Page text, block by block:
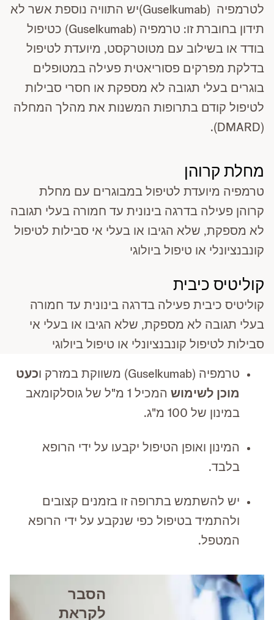
לטרמפיה (Guselkumab)יש התוויה נוספת אשר לא
תידון בחוברת זו: טרמפיה (Guselkumab) כטיפול
בודד או בשילוב עם מטוטרקסט, מיועדת לטיפול
בדלקת מפרקים פסוריאטית פעילה במטופלים
בוגרים בעלי תגובה לא מספקת או חסרי סבילות
לטיפול קודם בתרופות המשנות את מהלך המחלה
(DMARD).
מחלת קרוהן
טרמפיה מיועדת לטיפול במבוגרים עם מחלת
קרוהן פעילה בדרגה בינונית עד חמורה בעלי תגובה
לא מספקת, שלא הגיבו או בעלי אי סבילות לטיפול
קונבנציונלי או טיפול ביולוגי
קוליטיס כיבית
קוליטיס כיבית פעילה בדרגה בינונית עד חמורה
בעלי תגובה לא מספקת, שלא הגיבו או בעלי אי
סבילות לטיפול קונבנציונלי או טיפול ביולוגי
טרמפיה (Guselkumab) משווקת במזרק ו
כעט
מוכן לשימוש
המכיל 1 מ"ל של גוסלקומאב
במינון של 100 מ"ג.
המינון ואופן הטיפול יקבעו על ידי הרופא
בלבד.
יש להשתמש בתרופה זו בזמנים קצובים
ולהתמיד בטיפול כפי שנקבע על ידי הרופא
המטפל.
הסבר
לקראת